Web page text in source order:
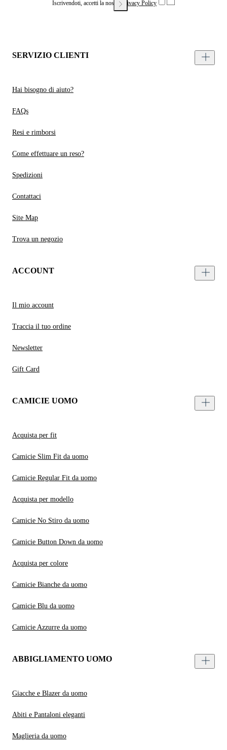
Iscrivendoti, accetti la nostraPrivacy Policy
SERVIZIO CLIENTI
Hai bisogno di aiuto?
FAQs
Resi e rimborsi
Come effettuare un reso?
Spedizioni
Contattaci
Site Map
Trova un negozio
ACCOUNT
Il mio account
Traccia il tuo ordine
Newsletter
Gift Card
CAMICIE UOMO
Acquista per fit
Camicie Slim Fit da uomo
Camicie Regular Fit da uomo
Acquista per modello
Camicie No Stiro da uomo
Camicie Button Down da uomo
Acquista per colore
Camicie Bianche da uomo
Camicie Blu da uomo
Camicie Azzurre da uomo
ABBIGLIAMENTO UOMO
Giacche e Blazer da uomo
Abiti e Pantaloni eleganti
Maglieria da uomo